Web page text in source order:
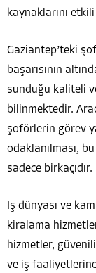
kaynaklarını
Gaziantep’teki
başarısının
sunduğu kaliteli
bilinmektedir.
şoförlerin görev
odaklanılması,
sadece birkaçıdır.
Iş dünyası ve
kiralama
hizmetler,
ve iş